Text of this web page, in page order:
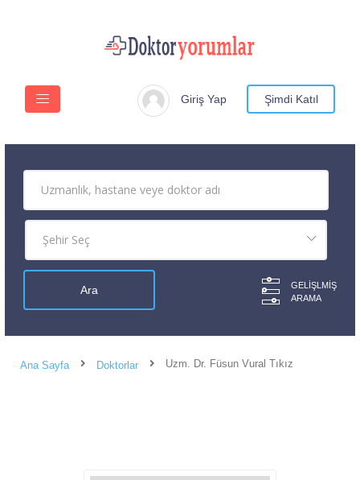
Giriş Yap Şimdi Katıl
GELIŞLMIŞ
ARAMA
Ana Sayfa Doktorlar Uzm. Dr. Füsun Vural Tıkız